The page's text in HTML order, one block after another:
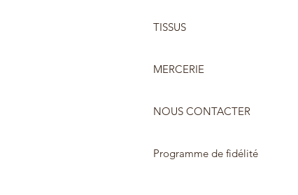
TISSUS
MERCERIE
NOUS CONTACTER
Programme de fidélité